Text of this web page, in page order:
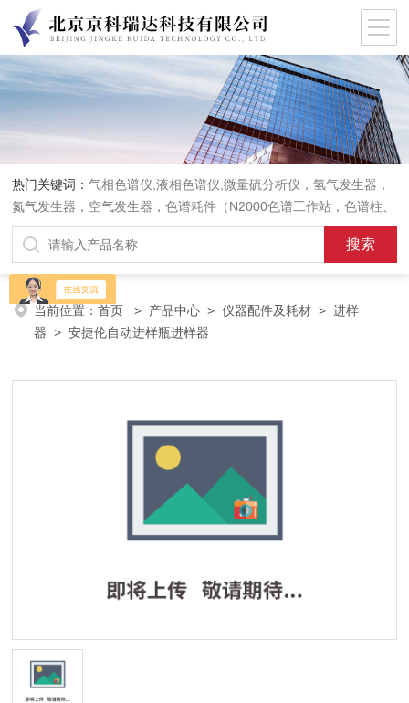
热门关键词：气相色谱仪,液相色谱仪,微量硫分析仪，氢气发生器，
氮气发生器，空气发生器，色谱耗件（N2000色谱工作站，色谱柱、
阀件、进样器、色谱担体），顶空进样器，热解析仪，紫外分光光度
计，原子吸收分光光度计，傅立叶红外光谱仪，分析天平等常规实验
室产品。
当前位置：首页 > 产品中心 >仪器配件及耗材 >进样
器 > 安捷伦自动进样瓶进样器